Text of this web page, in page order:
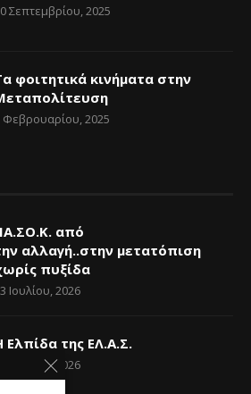
Σεπτεμβρίου, 2025
φοιτητικά κινήματα στην
Φεβρουαρίου, 2025
από
αλλαγή..στην μετατόπιση
πυξίδα
Ιουλίου, 2026
Ελπίδα της ΕΛ.Α.Σ.
14 Ιουνίου, 2026